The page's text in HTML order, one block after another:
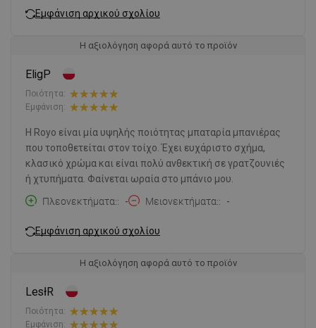
Εμφάνιση αρχικού σχολίου
Η αξιολόγηση αφορά αυτό το προϊόν
EligP
Ποιότητα:
Εμφάνιση:
Η Royo είναι μία υψηλής ποιότητας μπαταρία μπανιέρας
που τοποθετείται στον τοίχο. Έχει ευχάριστο σχήμα,
κλασικό χρώμα και είναι πολύ ανθεκτική σε γρατζουνιές
ή χτυπήματα. Φαίνεται ωραία στο μπάνιο μου.
Πλεονεκτήματα:
- Μειονεκτήματα: -
Εμφάνιση αρχικού σχολίου
Η αξιολόγηση αφορά αυτό το προϊόν
LesłR
Ποιότητα:
Εμφάνιση: